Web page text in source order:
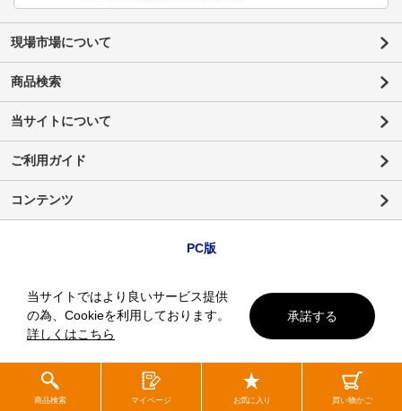
現場市場について
商品検索
当サイトについて
ご利用ガイド
コンテンツ
商品検索 マイページ お気に入り 買い物かご
PC版
当サイトではより良いサービス提供
の為、Cookieを利用しております。
詳しくはこちら
承諾する